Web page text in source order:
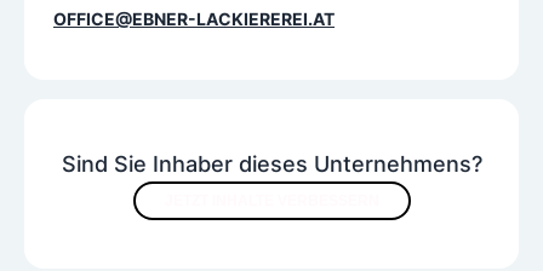
Versicherungsabwicklung
Sind Sie Inhaber dieses Unternehmens?
OFFICE@EBNER-LACKIEREREI.AT